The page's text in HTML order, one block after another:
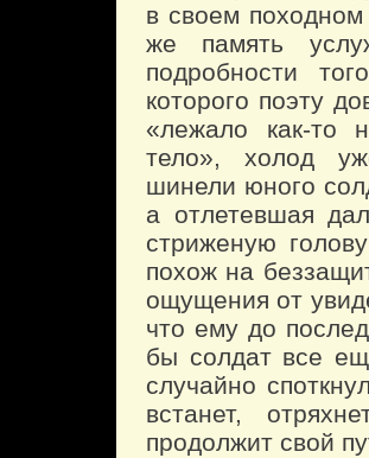
в своем походном
же память
подробности
которого поэту
«лежало как-то
тело», холод
шинели юного
а отлетевшая
стриженую
похож на
ощущения от
что ему до
бы солдат все
случайно
встанет,
продолжит свой